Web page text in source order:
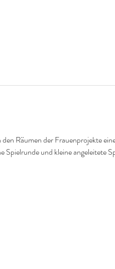
Räumen der Frauenprojekte
und kleine angeleitete